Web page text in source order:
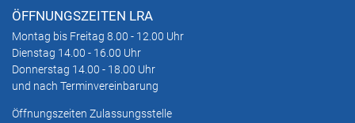
ÖFFNUNGSZEITEN LRA
Montag bis Freitag 8.00 - 12.00 Uhr
Dienstag 14.00 - 16.00 Uhr
Donnerstag 14.00 - 18.00 Uhr
und nach Terminvereinbarung
Öffnungszeiten Zulassungsstelle